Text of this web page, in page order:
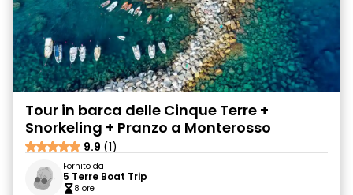
Tour in barca delle Cinque Terre +
Snorkeling + Pranzo a Monterosso
9.9 (1)
Fornito da
5 Terre Boat Trip
8 ore